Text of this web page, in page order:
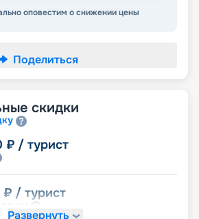
оповестим о снижении цены
Поделиться
скидки
₽ / турист
₽ / турист
Развернуть